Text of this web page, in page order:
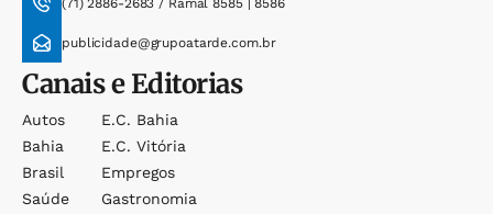
(71) 2886-2683 / Ramal 8585 | 8586
publicidade@grupoatarde.com.br
Canais e Editorias
Autos
Bahia
Brasil
Saúde
E.c. Bahia
E.c. Vitória
Empregos
Gastronomia